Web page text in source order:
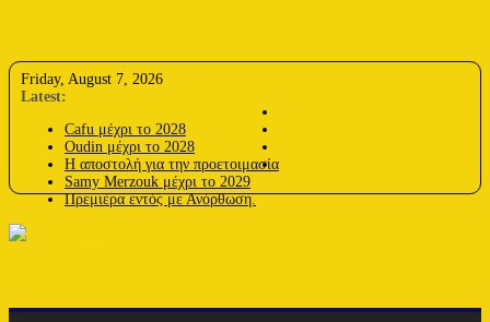
Friday, August 7, 2026
Latest:
Cafu μέχρι το 2028
Oudin μέχρι το 2028
Η αποστολή για την προετοιμασία
Samy Merzouk μέχρι το 2029
Πρεμιέρα εντός με Ανόρθωση.